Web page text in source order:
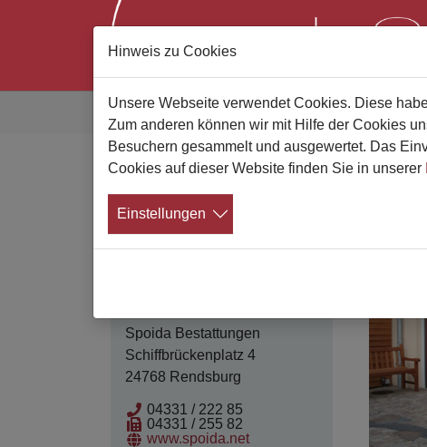
Zum Hauptinhalt springen
Sie sind hier:
Gute Bestatter Bestatterliste Details
Kontakt
Spoida Bestattungen
Schiffbrückenplatz 4
24768 Rendsburg
04331 / 222 85
04331 / 255 82
www.spoida.net
Hinweis zu Cookies
Unsere Webseite verwendet Cookies. Diese
Zum anderen können wir mit Hilfe der Cookies
Besuchern gesammelt und ausgewertet. Das
Cookies auf dieser Website finden Sie in unserer
Einstellungen